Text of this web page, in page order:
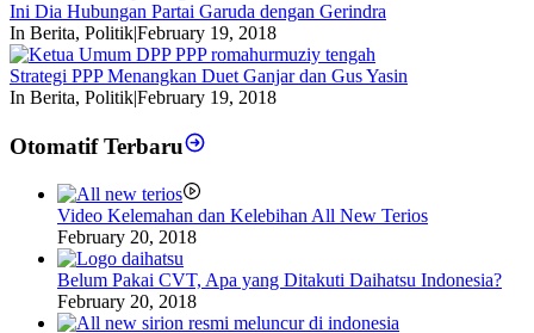
Ini Dia Hubungan Partai Garuda dengan Gerindra
In Berita, Politik|February 19, 2018
Strategi PPP Menangkan Duet Ganjar dan Gus Yasin
In Berita, Politik|February 19, 2018
Otomatif Terbaru
Video Kelemahan dan Kelebihan All New Terios
February 20, 2018
Belum Pakai CVT, Apa yang Ditakuti Daihatsu Indonesia?
February 20, 2018